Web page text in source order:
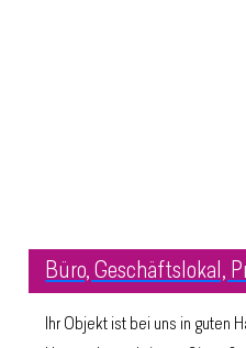
Büro, Geschäftslokal,
Ihr Objekt ist bei uns in guten